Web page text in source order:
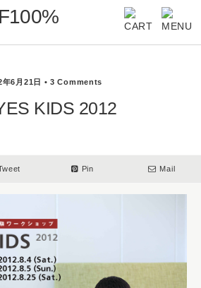
年6月21日 • 3 Comments
KIDS 2012
Pin Mail